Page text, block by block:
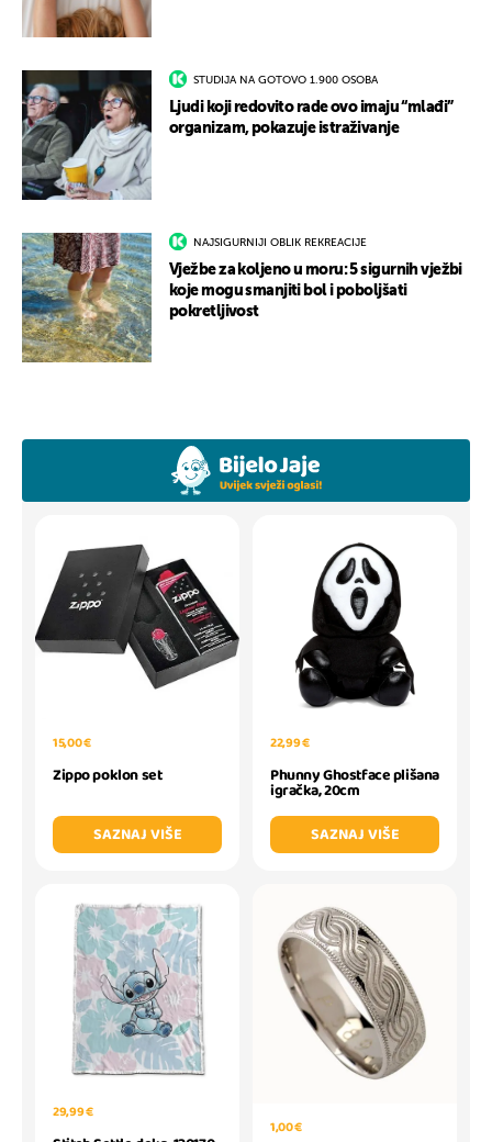
STUDIJA NA GOTOVO 1.900 OSOBA
Ljudi koji redovito rade ovo imaju “mlađi”
organizam, pokazuje istraživanje
NAJSIGURNIJI OBLIK REKREACIJE
Vježbe za koljeno u moru: 5 sigurnih vježbi
koje mogu smanjiti bol i poboljšati
pokretljivost
15,00 €
Zippo poklon set
SAZNAJ VIŠE
22,99 €
Phunny Ghostface plišana
igračka, 20cm
SAZNAJ VIŠE
29,99 €
1,00 €